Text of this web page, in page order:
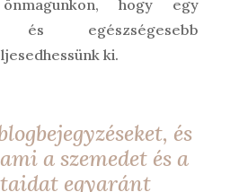
hogy egy
és egészségesebb
ki.
és
a szemedet és a
egyaránt